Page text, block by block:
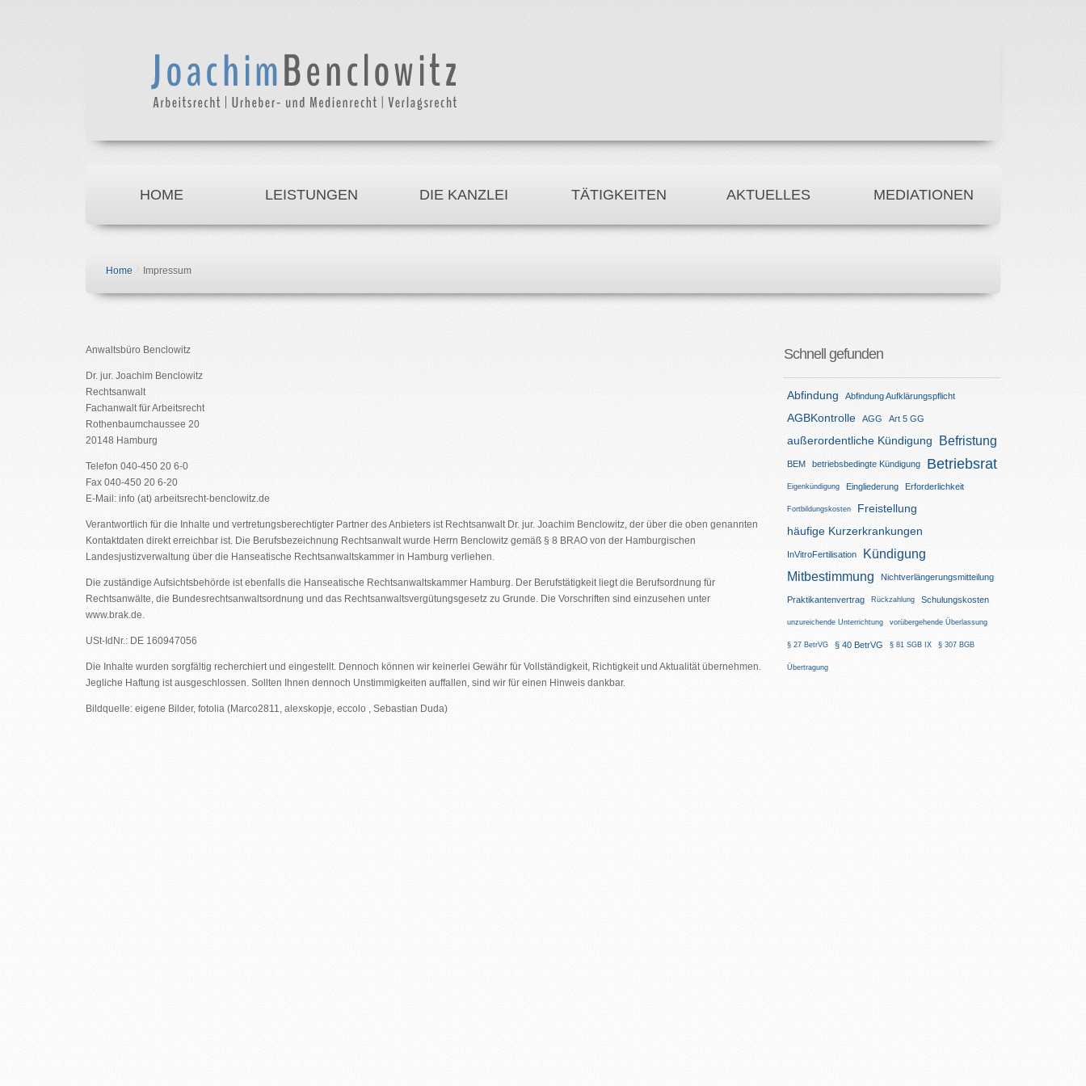
HOME LEISTUNGEN DIE KANZLEI TÄTIGKEITEN AKTUELLES MEDIATIONEN
Home / Impressum
Anwaltsbüro Benclowitz
Dr. jur. Joachim Benclowitz
Rechtsanwalt
Fachanwalt für Arbeitsrecht
Rothenbaumchaussee 20
20148 Hamburg
Telefon 040-450 20 6-0
Fax 040-450 20 6-20
E-Mail: info (at) arbeitsrecht-benclowitz.de
Verantwortlich für die Inhalte und vertretungsberechtigter Partner des Anbieters ist Rechtsanwalt Dr. jur. Joachim Benclowitz, der über die oben genannten
Kontaktdaten direkt erreichbar ist. Die Berufsbezeichnung Rechtsanwalt wurde Herrn Benclowitz gemäß § 8 BRAO von der Hamburgischen
Landesjustizverwaltung über die Hanseatische Rechtsanwaltskammer in Hamburg verliehen.
Die zuständige Aufsichtsbehörde ist ebenfalls die Hanseatische Rechtsanwaltskammer Hamburg. Der Berufstätigkeit liegt die Berufsordnung für
Rechtsanwälte, die Bundesrechtsanwaltsordnung und das Rechtsanwaltsvergütungsgesetz zu Grunde. Die Vorschriften sind einzusehen unter
www.brak.de.
USt-IdNr.: DE 160947056
Die Inhalte wurden sorgfältig recherchiert und eingestellt. Dennoch können wir keinerlei Gewähr für Vollständigkeit, Richtigkeit und Aktualität übernehmen.
Jegliche Haftung ist ausgeschlossen. Sollten Ihnen dennoch Unstimmigkeiten auffallen, sind wir für einen Hinweis dankbar.
Bildquelle: eigene Bilder, fotolia (Marco2811, alexskopje, eccolo , Sebastian Duda)
Schnell gefunden
Abfindung Abfindung Aufklärungspflicht
AGBKontrolle AGG Art 5 GG
außerordentliche Kündigung Befristung
BEM betriebsbedingte Kündigung Betriebsrat
Eigenkündigung Eingliederung Erforderlichkeit
Fortbildungskosten
Freistellung
häufige Kurzerkrankungen
InVitroFertilisation
Kündigung
Mitbestimmung
Nichtverlängerungsmitteilung
Praktikantenvertrag Rückzahlung Schulungskosten
unzureichende Unterrichtung vorübergehende Überlassung
§ 27 BetrVG § 40 BetrVG § 81 SGB IX § 307 BGB
Übertragung